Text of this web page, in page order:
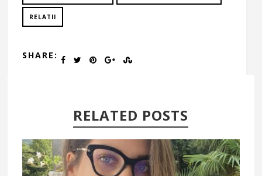
RELATII
SHARE:
RELATED POSTS